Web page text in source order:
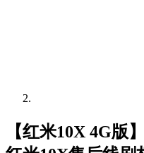
【红米10X 4G版